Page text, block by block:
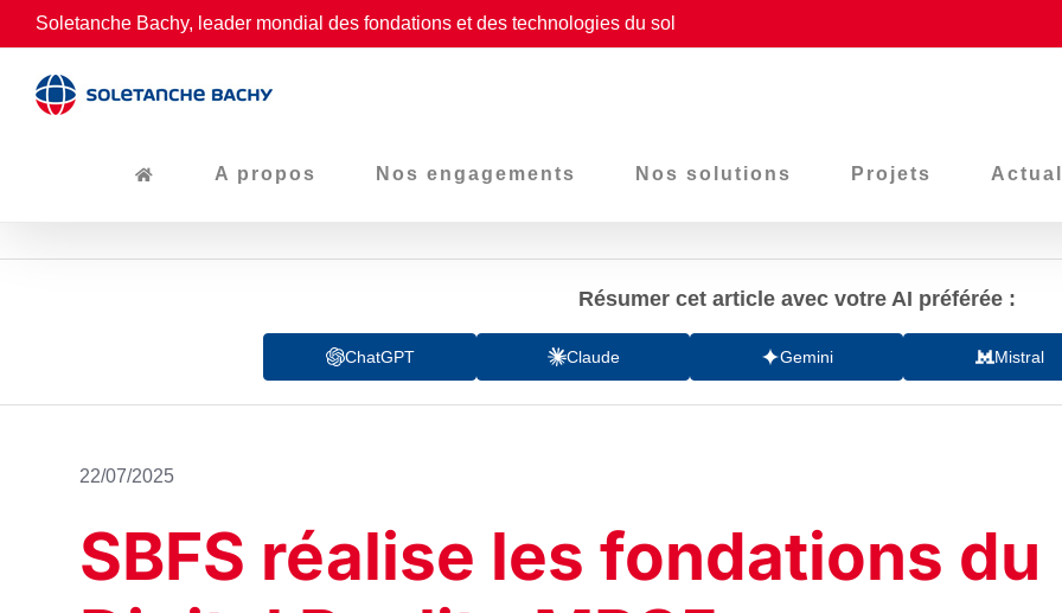
Passer
au
contenu
Soletanche Bachy, leader mondial des fondations et des technologies du sol
A propos Nos engagements Nos solutions Projets
Résumer cet article avec votre AI préférée :
ChatGPT Claude Gemini Mistral
22/07/2025
SBFS réalise les fondations du